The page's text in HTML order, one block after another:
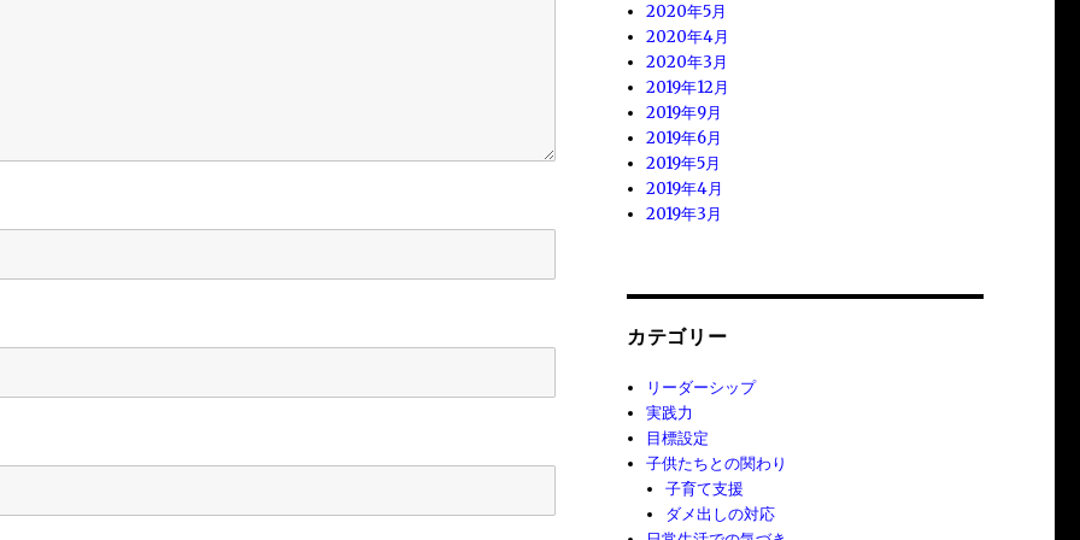
2020年5月
2020年4月
2020年3月
2019年12月
2019年9月
2019年6月
2019年5月
2019年4月
2019年3月
カテゴリー
リーダーシップ
実践力
目標設定
子供たちとの関わり
子育て支援
ダメ出しの対応